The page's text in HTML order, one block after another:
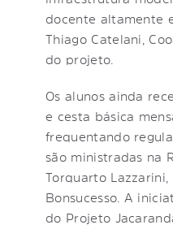
docente altamente
Thiago Catelani,
do projeto.
Os alunos ainda
e cesta básica
frequentando
são ministradas na
Torquarto
Bonsucesso. A
do Projeto